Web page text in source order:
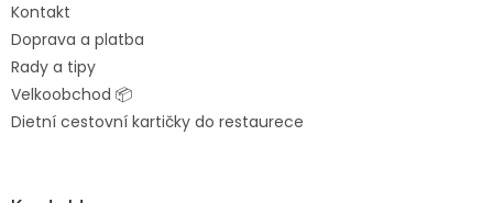
Kontakt
Doprava a platba
Rady a tipy
Velkoobchod 📦
Dietní cestovní kartičky do restaurece